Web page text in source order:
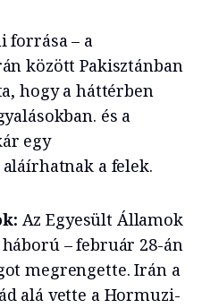
forrása – a
között Pakisztánban
hogy a háttérben
és a
egy
a felek.
Az Egyesült Államok
– február 28-án
megrengette. Irán a
alá vette a Hormuzi-